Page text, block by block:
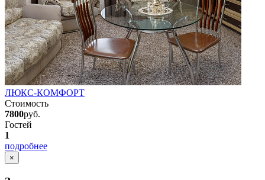
ЛЮКС-КОМФОРТ
Стоимость
7800руб.
Гостей
1
подробнее
×